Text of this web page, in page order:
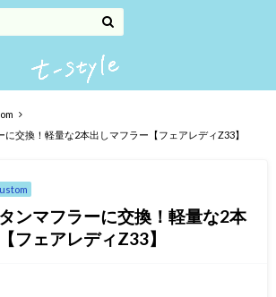
交換！軽量な2本出しマフラー【フェアレディZ33】
ンマフラーに交換！軽量な2本
フェアレディZ33】